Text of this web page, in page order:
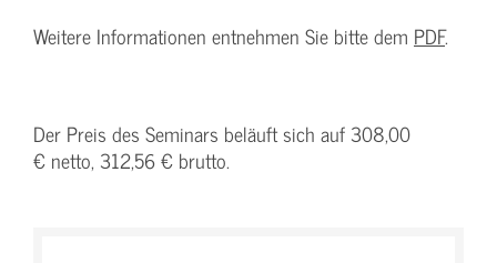
Weitere Informationen entnehmen Sie bitte dem PDF.
Der Preis des Seminars beläuft sich auf 308,00
€ netto, 312,56 € brutto.